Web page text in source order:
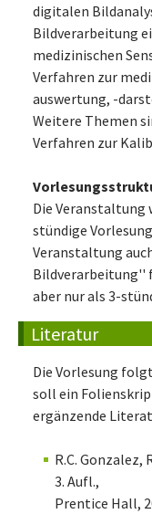
digitalen
Bildverarbeitung
medizinischen
Verfahren zur
auswertung, -
Weitere Themen
Verfahren zur
Die Veranstaltung
stündige
Veranstaltung
Bildverarbeitung''
aber nur als 3-
Literatur
Die Vorlesung
soll ein
ergänzende
R.C. Gonzalez,
3. Aufl.,
Prentice Hall,